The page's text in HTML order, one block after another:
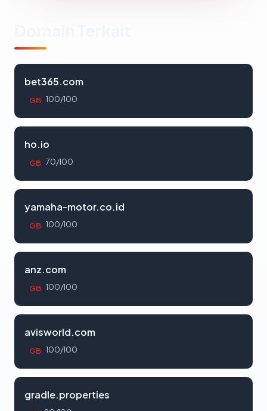
bet365.com
GB 100/100
ho.io
GB 70/100
yamaha-motor.co.id
GB 100/100
anz.com
GB 100/100
avisworld.com
GB 100/100
gradle.properties